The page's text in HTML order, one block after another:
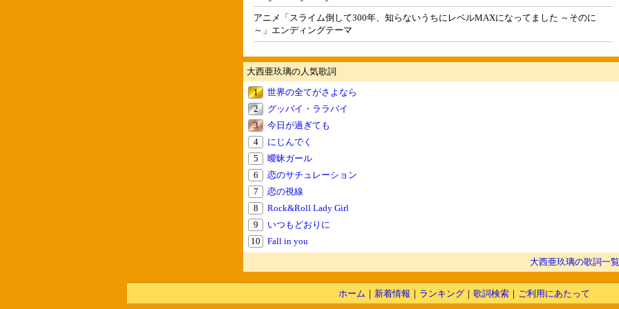
アニメ「スライム倒して300年、知らないうちにレベルMAXになってました ～そのに
～」エンディングテーマ
大西亜玖璃の人気歌詞
1
世界の全てがさよなら
2
グッバイ・ララバイ
3
今日が過ぎても
4
にじんでく
5
曖昧ガール
6
恋のサチュレーション
7
恋の視線
8
Rock&Roll Lady Girl
9
いつもどおりに
10
Fall in you
大西亜玖璃の歌詞一覧
ホーム ｜ 新着情報 ｜ ランキング ｜ 歌詞検索 ｜ ご利用にあたって